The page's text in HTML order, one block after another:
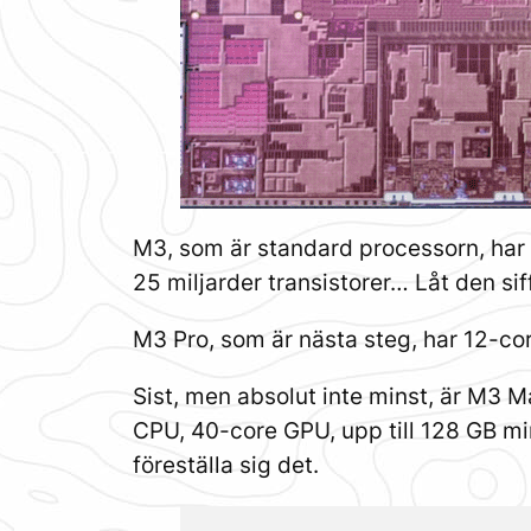
M3, som är standard processorn,
25 miljarder transistorer… Låt den
M3 Pro, som är nästa steg, har 12-
Sist, men absolut inte minst, är M3
CPU, 40-core GPU, upp till 128 GB
föreställa sig det.